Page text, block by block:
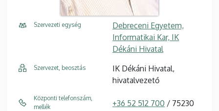
Szervezeti egység
Debreceni Egyetem,
Informatikai Kar, IK
Dékáni Hivatal
Szervezet, beosztás
IK Dékáni Hivatal,
hivatalvezető
Központi telefonszám,
mellék
+36 52 512 700 / 75230